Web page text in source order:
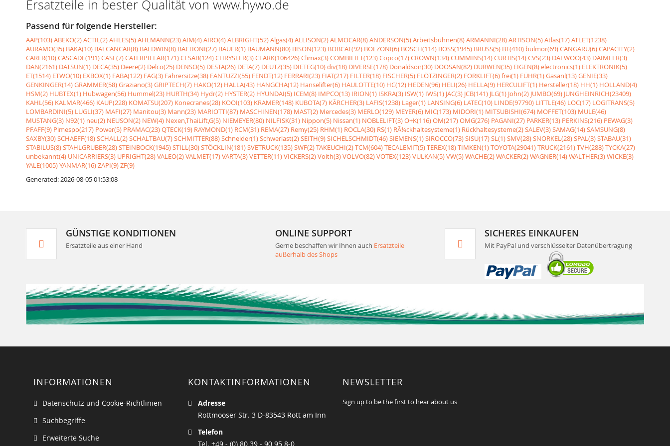
Ersatzteile in bester Qualität von www.hywo.de
Passend für folgende Hersteller:
AAP(103)ABEKO(2)ACTIL(2)AHLES(5)AHLMANN(23)AIM(4)AIRO(4)ALBRIGHT(52)Algas(4)ALLISON(2)ALMOCAR(8)ANDERSON(5)Arbeitsbühnen(8)ARMANNI(28)ARTISON(5)Atlas(17)ATLET(1238)
AURAMO(35) BAKA(10) BALCANCAR(8) BALDWIN(8) BATTIONI(27) BAUER(1) BAUMANN(80) BISON(123) BOBCAT(92) BOLZONI(6) BOSCH(114) BOSS(1945) BRUSS(5) BT(410) bulmor(69)CANGARU(6)CAPACITY(2)
CARER(10)CASCADE(191)CASE(7)CATERPILLAR(171)CESAB(124)CHRYSLER(3)CLARK(106426)Climax(3)COMBILIFT(123)Copco(17)CROWN(134)CUMMINS(14)CURTIS(14)CVS(23) DAEWOO(43) DAIMLER(3)
DAN(2161) DATSUN(1) DECA(35) Deere(2) Delco(25) DENSO(5) DESTA(26) DETA(7) DEUTZ(35) DIETEG(10)div(18) DIVERSE(178) Donaldson(30) DOOSAN(82) DURWEN(35) EIGEN(8)electronics(1) ELEKTRONIK(5)
ET(1514) ETWO(10) EXBOX(1) FABA(122) FAG(3) Fahrersitze(38) FANTUZZI(55) FENDT(12) FERRARI(23) FIAT(217) FILTER(18) FISCHER(5) FLÖTZINGER(2) FORKLIFT(6)frei(1) FÜHR(1)Gasanl(13)GENIE(33)
GENKINGER(14)GRAMMER(58)Graziano(3)GRIPTECH(7) HAKO(12) HALLA(43) HANGCHA(12) Hanselifter(6) HAULOTTE(10) HC(12) HEDEN(96) HELI(26) HELLA(9) HERCULIFT(1) Hersteller(18) HH(1) HOLLAND(4)
HSM(2) HUBTEX(1) Hubwagen(56) Hummel(23) HURTH(34) Hydr(2) HYSTER(2) HYUNDAI(5) ICEM(8) IMPCO(13) IRION(1) ISKRA(3) ISW(1) IWS(1) JAC(3) JCB(141) JLG(1) John(2) JUMBO(69) JUNGHEINRICH(23409)
KAHL(56) KALMAR(466) KAUP(228) KOMATSU(207) Konecranes(28) KOOI(103) KRAMER(148) KUBOTA(7) KÃRCHER(3) LAFIS(1238) Lager(1) LANSING(6) LATEC(10) LINDE(97790) LITTLE(46) LOC(17) LOGITRANS(5)
LOMBARDINI(5) LUGLI(37) MAFI(27) Manitou(3) Mann(23) MARIOTTI(87) MASCHINEN(178) MAST(2) Mercedes(3) MERLO(129) MEYER(6) MIC(173) MIDORI(1) MITSUBISHI(674) MOFFET(103) MULE(46)
MUSTANG(3) N92(1) neu(2) NEUSON(2) NEW(4) Nexen,ThaiLift,G(5) NIEMEYER(80) NILFISK(31) Nippon(5) Nissan(1) NOBLELIFT(3)O+K(116)OM(217)OMG(276) PAGANI(27) PARKER(13) PERKINS(216) PEWAG(3)
PFAFF(9) Pimespo(217) Power(5) PRAMAC(23)QTECK(19) RAYMOND(1) RCM(31) REMA(27) Remy(25) RHM(1) ROCLA(30) RS(1) RÃ¼ckhaltesysteme(1) Rückhaltesysteme(2)SALEV(3)SAMAG(14)SAMSUNG(8)
SAXBY(30)SCHAEFF(18)SCHALL(2)SCHALTBAU(7)SCHMITTER(88)Schneider(1)Schwerlast(2)SEITH(9)SICHELSCHMIDT(46)SIEMENS(1)SIROCCO(73)SISU(17)SL(1)SMV(28)SNORKEL(28)SPAL(3)STABAU(31)
STABILUS(8)STAHLGRUBER(28)STEINBOCK(1945)STILL(30)STÖCKLIN(181)SVETRUCK(135)SWF(2)TAKEUCHI(2)TCM(604)TECALEMIT(5)TEREX(18)TIMKEN(1)TOYOTA(29041)TRUCK(2161)TVH(288)TYCKA(27)
unbekannt(4) UNICARRIERS(3) UPRIGHT(28)VALEO(2)VALMET(17)VARTA(3)VETTER(11)VICKERS(2)Voith(3)VOLVO(82)VOTEX(123)VULKAN(5)VW(5)WACHE(2)WACKER(2)WAGNER(14)WALTHER(3)WICKE(3)
YALE(1005)YANMAR(16)ZAPI(9)ZF(9)
Generated: 2026-08-05 01:53:08
GÜNSTIGE KONDITIONEN
Ersatzteile aus einer Hand
ONLINE SUPPORT
Gerne beschaffen wir Ihnen auch Ersatzteile
außerhalb des Shops
SICHERES EINKAUFEN
Mit PayPal und verschlüsselter Datenübertragung
INFORMATIONEN
Datenschutz und Cookie-Richtlinien
Suchbegriffe
Erweiterte Suche
KONTAKTINFORMATIONEN
Adresse
Rottmooser Str. 3 D-83543 Rott am Inn
Telefon
Tel. +49 - (0) 80 39 - 90 95 8-0
NEWSLETTER
Sign up to be the first to hear about us